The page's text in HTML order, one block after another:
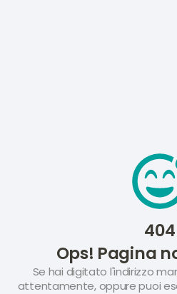
404
Ops! Pagina
Se hai digitato l'indirizzo
attentamente, oppure puoi